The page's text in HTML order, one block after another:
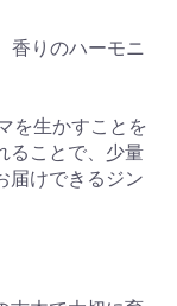
香りのハーモニ
を生かすことを
ることで、少量
届けできるジン